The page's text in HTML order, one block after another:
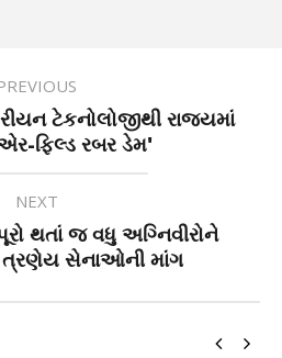
ટેકનોલોજીથી રાજ્યમાં
ફિલ્ડ રબર ડેમ'
NEXT
પૂરો થતાં જ વધુ અગ્નિવીરોને
ત્રણેય સેનાઓની માંગ